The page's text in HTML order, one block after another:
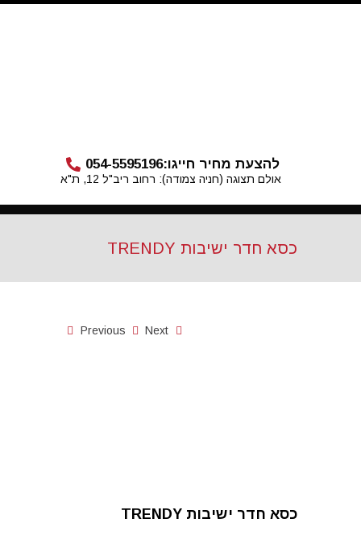
להצעת מחיר חייגו:054-5595196
אולם תצוגה (חניה צמודה): רחוב ריב"ל 12, ת"א
כסא חדר ישיבות TRENDY
Previous Next
כסא חדר ישיבות TRENDY